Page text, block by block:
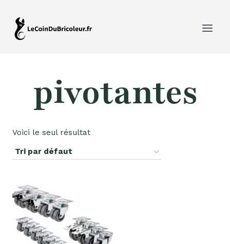
contenu
pivotantes
Voici le seul résultat